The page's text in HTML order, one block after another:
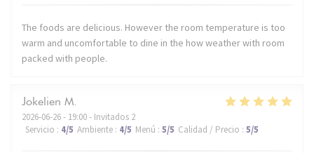
The foods are delicious. However the room temperature is too
warm and uncomfortable to dine in the how weather with room
packed with people.
Jokelien M
2026-06-26- 19:00 - Invitados 2
Servicio : 4/5 Ambiente : 4/5 Menú : 5/5 Calidad / Precio : 5/5